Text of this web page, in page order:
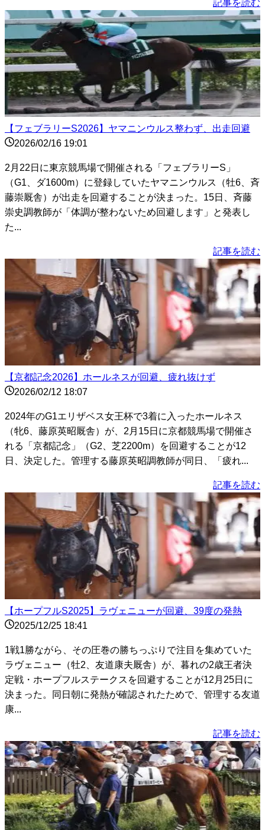
記事を読む
【フェブラリーS2026】ヤマニンウルス整わず、出走回避
2026/02/16 19:01
2月22日に東京競馬場で開催される「フェブラリーS」
（G1、ダ1600m）に登録していたヤマニンウルス（牡6、斉
藤崇厩舎）が出走を回避することが決まった。15日、斉藤
崇史調教師が「体調が整わないため回避します」と発表し
た...
記事を読む
【京都記念2026】ホールネスが回避、疲れ抜けず
2026/02/12 18:07
2024年のG1エリザベス女王杯で3着に入ったホールネス
（牝6、藤原英昭厩舎）が、2月15日に京都競馬場で開催さ
れる「京都記念」（G2、芝2200m）を回避することが12
日、決定した。管理する藤原英昭調教師が同日、「疲れ...
記事を読む
【ホープフルS2025】ラヴェニューが回避、39度の発熱
2025/12/25 18:41
1戦1勝ながら、その圧巻の勝ちっぷりで注目を集めていた
ラヴェニュー（牡2、友道康夫厩舎）が、暮れの2歳王者決
定戦・ホープフルステークスを回避することが12月25日に
決まった。同日朝に発熱が確認されたためで、管理する友道
康...
記事を読む